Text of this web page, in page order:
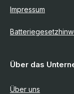
Impressum
Über das
Über uns